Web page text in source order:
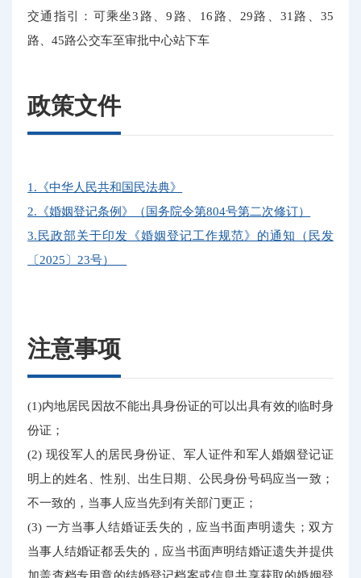
交通指引：可乘坐3路、9路、16路、29路、31路、35
路、45路公交车至审批中心站下车
政策文件
1.《中华人民共和国民法典》
2.《婚姻登记条例》（国务院令第804号第二次修订）
3.民政部关于印发《婚姻登记工作规范》的通知（民发
〔2025〕23号）
注意事项
(1)内地居民因故不能出具身份证的可以出具有效的临时身
份证；
(2) 现役军人的居民身份证、军人证件和军人婚姻登记证
明上的姓名、性别、出生日期、公民身份号码应当一致；
不一致的，当事人应当先到有关部门更正；
(3) 一方当事人结婚证丢失的，应当书面声明遗失；双方
当事人结婚证都丢失的，应当书面声明结婚证遗失并提供